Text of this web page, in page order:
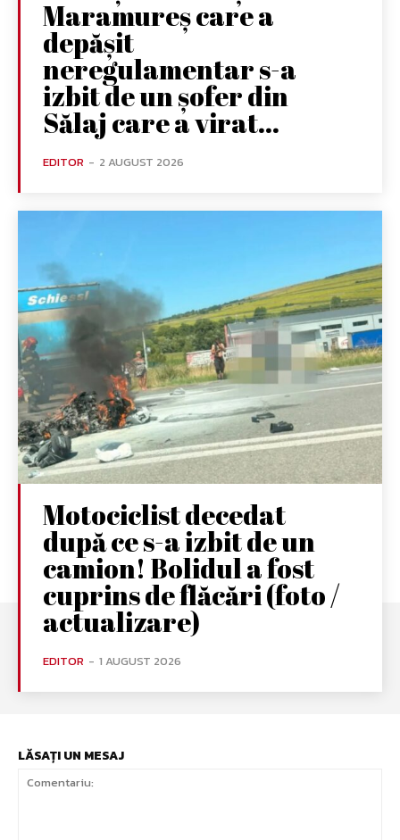
Maramureș care a
depășit
neregulamentar s-a
izbit de un șofer din
Sălaj care a virat...
EDITOR - 2 AUGUST 2026
Motociclist decedat
după ce s-a izbit de un
camion! Bolidul a fost
cuprins de flăcări (foto /
actualizare)
EDITOR - 1 AUGUST 2026
LĂSAȚI UN MESAJ